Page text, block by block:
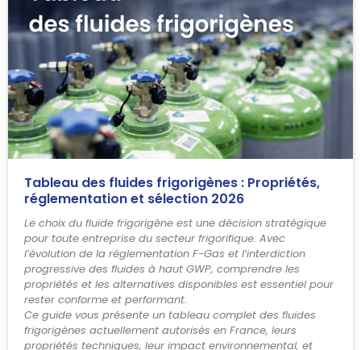
Tableau des fluides frigorigènes : Propriétés,
réglementation et sélection 2026
Le choix du fluide frigorigène est une décision stratégique
pour toute entreprise du secteur frigorifique. Avec
l’évolution de la réglementation F-Gas et l’interdiction
progressive des fluides à haut GWP, comprendre les
propriétés et les alternatives disponibles est essentiel pour
rester conforme et performant.
Ce guide vous présente un tableau complet des fluides
frigorigènes actuellement autorisés en France, leurs
propriétés techniques, leur impact environnemental, et